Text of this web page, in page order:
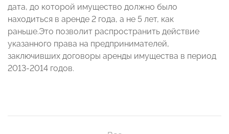
дата, до которой имущество должно было
находиться в аренде 2 года, а не 5 лет, как
раньше.Это позволит распространить действие
указанного права на предпринимателей,
заключивших договоры аренды имущества в период
2013-2014 годов.